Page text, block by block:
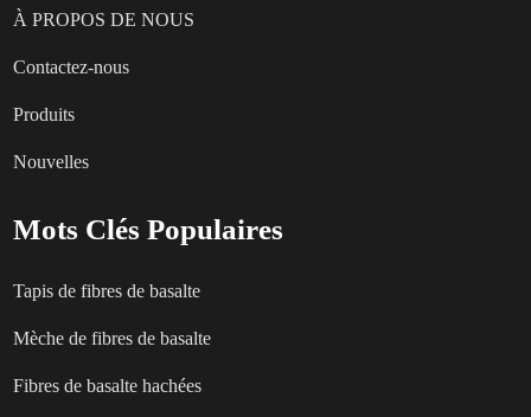
À PROPOS DE NOUS
Contactez-nous
Produits
Nouvelles
Mots Clés Populaires
Tapis de fibres de basalte
Mèche de fibres de basalte
Fibres de basalte hachées